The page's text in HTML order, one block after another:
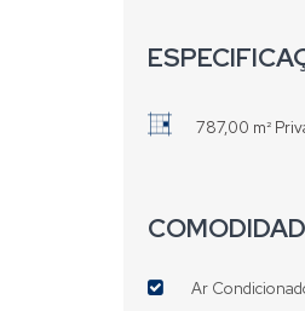
787,00 m²
Ar